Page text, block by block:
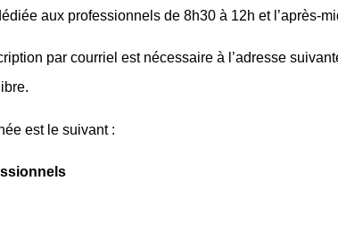
aux professionnels de 8h30 à 12h et l’après-
par courriel est nécessaire à l’adresse
est le suivant :